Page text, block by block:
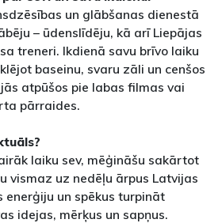
un glābšanas dienestā
– ūdenslīdēju, kā arī Liepājas
treneri. Ikdienā savu brīvo laiku
baseinu, svaru zāli un cenšos
atpūšos pie labas filmas vai
pārraides.
laiku sev, mēģināšu sakārtot
vismaz uz nedēļu ārpus Latvijas
enerģiju un spēkus turpināt
idejas, mērķus un sapņus.